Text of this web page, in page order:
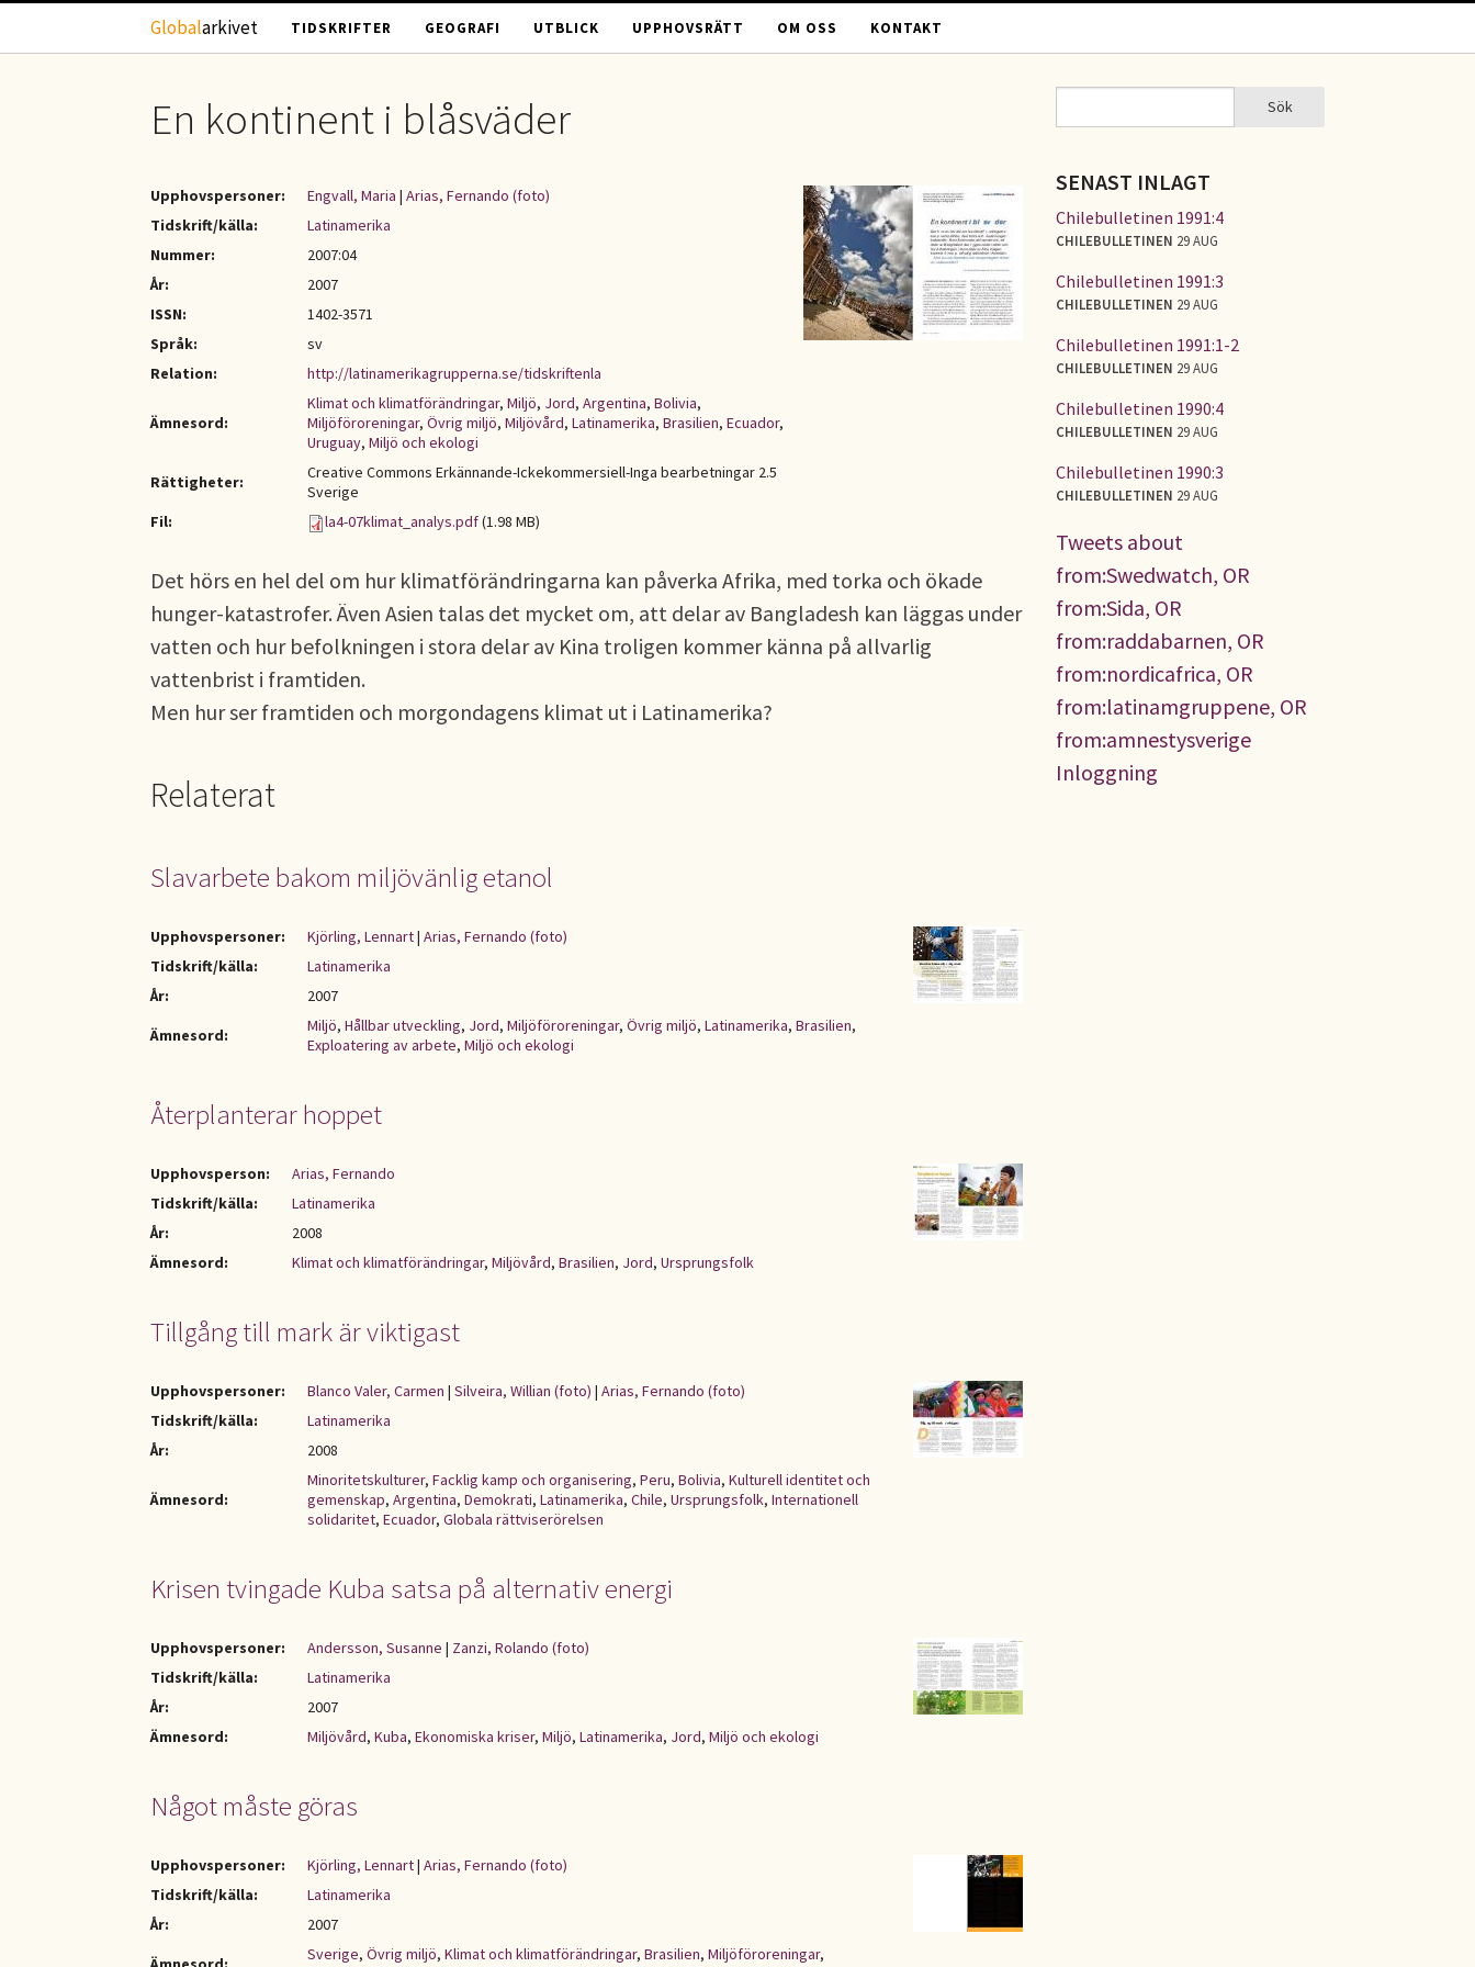
Hoppa till huvudinnehåll
Globalarkivet TIDSKRIFTER GEOGRAFI UTBLICK UPPHOVSRÄTT OM OSS KONTAKT
En kontinent i blåsväder
Upphovspersoner: Engvall, Maria | Arias, Fernando (foto)
Tidskrift/källa:
Latinamerika
Nummer:
2007:04
År:
2007
ISSN:
1402-3571
Språk:
sv
Relation:
http://latinamerikagrupperna.se/tidskriftenla
Ämnesord:
Klimat och klimatförändringar, Miljö, Jord, Argentina, Bolivia,
Miljöföroreningar, Övrig miljö, Miljövård, Latinamerika, Brasilien, Ecuador,
Uruguay, Miljö och ekologi
Rättigheter:
Creative Commons Erkännande-Ickekommersiell-Inga bearbetningar 2.5
Sverige
Fil:
la4-07klimat_analys.pdf(1.98 MB)
Det hörs en hel del om hur klimatförändringarna kan påverka Afrika, med torka och ökade
hunger-katastrofer. Även Asien talas det mycket om, att delar av Bangladesh kan läggas under
vatten och hur befolkningen i stora delar av Kina troligen kommer känna på allvarlig
vattenbrist i framtiden.
Men hur ser framtiden och morgondagens klimat ut i Latinamerika?
Relaterat
Slavarbete bakom miljövänlig etanol
Upphovspersoner: Kjörling, Lennart| Arias, Fernando (foto)
Tidskrift/källa:
Latinamerika
År:
2007
Ämnesord:
Miljö, Hållbar utveckling, Jord, Miljöföroreningar, Övrig miljö, Latinamerika, Brasilien,
Exploatering av arbete, Miljö och ekologi
Återplanterar hoppet
Upphovsperson:
Arias, Fernando
Tidskrift/källa:
Latinamerika
År:
2008
Ämnesord:
Klimat och klimatförändringar, Miljövård, Brasilien, Jord, Ursprungsfolk
Tillgång till mark är viktigast
Upphovspersoner: Blanco Valer, Carmen | Silveira, Willian (foto) | Arias, Fernando (foto)
Tidskrift/källa:
Latinamerika
År:
2008
Ämnesord:
Minoritetskulturer, Facklig kamp och organisering, Peru, Bolivia, Kulturell identitet och
gemenskap, Argentina, Demokrati, Latinamerika, Chile, Ursprungsfolk, Internationell
solidaritet, Ecuador, Globala rättviserörelsen
Krisen tvingade Kuba satsa på alternativ energi
Upphovspersoner: Andersson, Susanne | Zanzi, Rolando (foto)
Tidskrift/källa:
Latinamerika
År:
2007
Ämnesord:
Miljövård, Kuba, Ekonomiska kriser, Miljö, Latinamerika, Jord, Miljö och ekologi
Något måste göras
Upphovspersoner: Kjörling, Lennart| Arias, Fernando (foto)
Tidskrift/källa:
Latinamerika
År:
2007
Sverige, Övrig miljö, Klimat och klimatförändringar, Brasilien, Miljöföroreningar,
SÖKFORMULÄR Sök
SENAST INLAGT
Chilebulletinen 1991:4
CHILEBULLETINEN 29 AUG
Chilebulletinen 1991:3
CHILEBULLETINEN 29 AUG
Chilebulletinen 1991:1-2
CHILEBULLETINEN 29 AUG
Chilebulletinen 1990:4
CHILEBULLETINEN 29 AUG
Chilebulletinen 1990:3
CHILEBULLETINEN 29 AUG
Tweets about
from:Swedwatch, OR
from:Sida, OR
from:raddabarnen, OR
from:nordicafrica, OR
from:latinamgruppene, OR
from:amnestysverige
Inloggning